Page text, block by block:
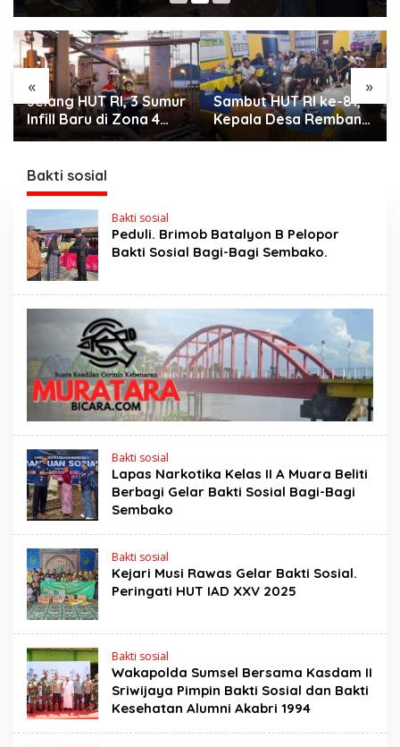
« »
Jelang HUT RI, 3 Sumur
Infill Baru di Zona 4
Dukung Kedaulatan
Sambut HUT RI ke-81,
Kepala Desa Remban
Gelar Rapat Persiapan
Bakti sosial
Bakti sosial
Peduli. Brimob Batalyon B Pelopor
Bakti Sosial Bagi-Bagi Sembako.
Bakti sosial
Lapas Narkotika Kelas II A Muara Beliti
Berbagi Gelar Bakti Sosial Bagi-Bagi
Sembako
Bakti sosial
Kejari Musi Rawas Gelar Bakti Sosial.
Peringati HUT IAD XXV 2025
Bakti sosial
Wakapolda Sumsel Bersama Kasdam II
Sriwijaya Pimpin Bakti Sosial dan Bakti
Kesehatan Alumni Akabri 1994